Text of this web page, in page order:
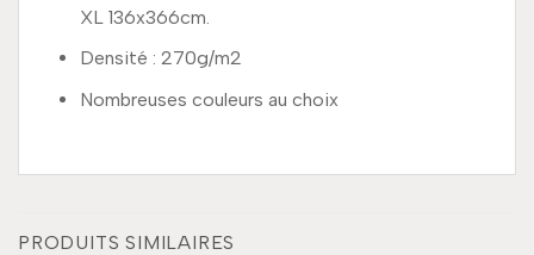
XL 136x366cm.
Densité : 270g/m2
Nombreuses couleurs au choix
PRODUITS SIMILAIRES